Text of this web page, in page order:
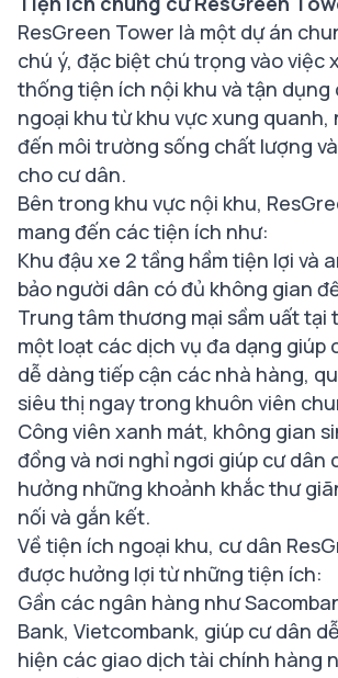
ResGreen Tower là một dự án
chú ý, đặc biệt chú trọng vào việc
thống tiện ích nội khu và tận dụng
ngoại khu từ khu vực xung quanh,
đến môi trường sống chất lượng
cho cư dân.
Bên trong khu vực nội khu,
mang đến các tiện ích như:
Khu đậu xe 2 tầng hầm tiện lợi và
bảo người dân có đủ không gian
Trung tâm thương mại sầm uất tại
một loạt các dịch vụ đa dạng giúp
dễ dàng tiếp cận các nhà hàng,
siêu thị ngay trong khuôn viên
Công viên xanh mát, không gian
đồng và nơi nghỉ ngơi giúp cư dân
hưởng những khoảnh khắc thư
nối và gắn kết.
Về tiện ích ngoại khu, cư dân
được hưởng lợi từ những tiện ích:
Gần các ngân hàng như
Bank, Vietcombank, giúp cư dân
hiện các giao dịch tài chính hàng